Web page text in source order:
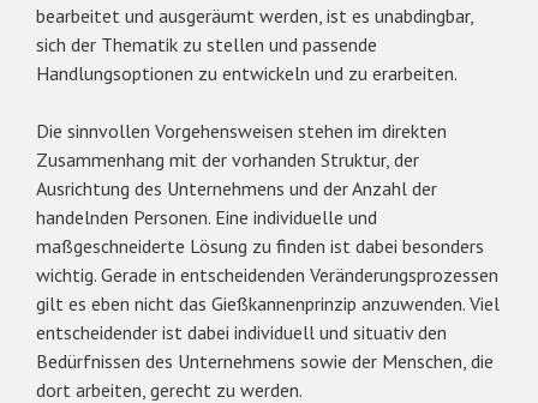
bearbeitet und ausgeräumt werden, ist es unabdingbar,
sich der Thematik zu stellen und passende
Handlungsoptionen zu entwickeln und zu erarbeiten.
Die sinnvollen Vorgehensweisen stehen im direkten
Zusammenhang mit der vorhanden Struktur, der
Ausrichtung des Unternehmens und der Anzahl der
handelnden Personen. Eine individuelle und
maßgeschneiderte Lösung zu finden ist dabei besonders
wichtig. Gerade in entscheidenden Veränderungsprozessen
gilt es eben nicht das Gießkannenprinzip anzuwenden. Viel
entscheidender ist dabei individuell und situativ den
Bedürfnissen des Unternehmens sowie der Menschen, die
dort arbeiten, gerecht zu werden.